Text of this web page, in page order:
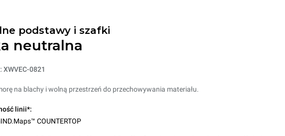
podstawy i szafki
neutralna
XWVEC-0821
na blachy i wolną przestrzeń do przechowywania materiału.
linii*:
COUNTERTOP